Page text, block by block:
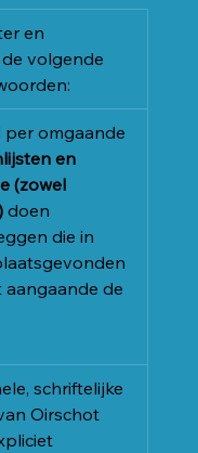
en
volgende
per omgaande
en
(zowel
doen
die in
de
schriftelijke
Oirschot